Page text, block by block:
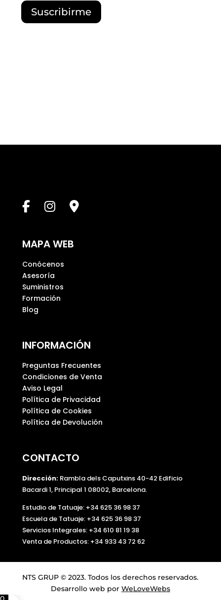
P
o
c
a
o
a
c
í
o
.
Suscribirme
MAPA WEB
Conócenos
Asesoría
Suministros
Formación
Blog
INFORMACIÓN
Preguntas Frecuentes
Condiciones de Venta
Aviso Legal
Política de Privacidad
Política de Cookies
Política de Devolución
CONTACTO
Dirección:Rambla dels Caputxins 40-42 Edificio
Bacardi 1, Principal 1 08002, Barcelona.
Estudio de Tatuaje: +34 625 36 98 37
Escuela de Tatuaje: +34 625 36 98 37
Servicios Integrales: +34 610 81 19 38
Venta de Productos: +34 933 43 72 62
NTS GRUP © 2023. Todos los derechos reservados.
Desarrollo web por WeLoveWebs